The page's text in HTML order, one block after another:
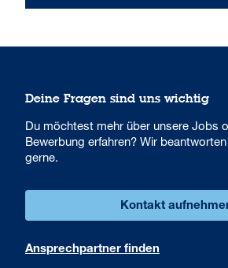
Deine Fragen sind uns wichtig
Du möchtest mehr über unsere Jobs
Bewerbung erfahren? Wir
gerne.
Kontakt
Ansprechpartner finden